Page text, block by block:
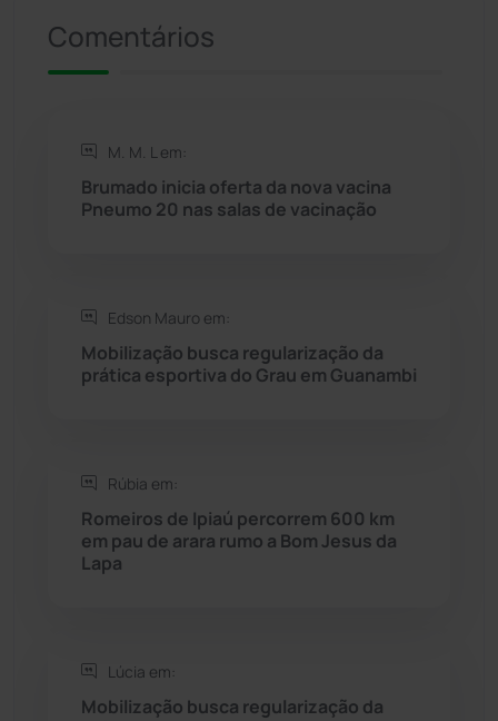
Riacho de Santana
Rio do Antônio
Rio do Pires
Seabra
Sudoeste Baiano (1530)
Tecnologia
Comentários
M. M. L em:
Brumado inicia oferta da nova vacina
Pneumo 20 nas salas de vacinação
Edson Mauro em:
Mobilização busca regularização da
prática esportiva do Grau em Guanambi
Rúbia em:
Romeiros de Ipiaú percorrem 600 km
em pau de arara rumo a Bom Jesus da
Lapa
Lúcia em:
Mobilização busca regularização da